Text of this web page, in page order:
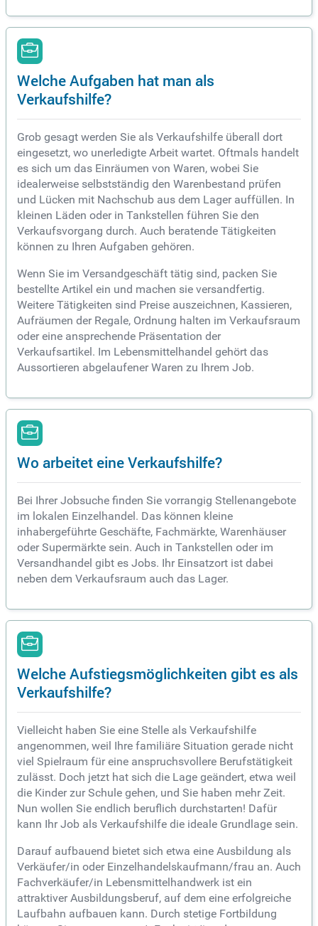
Welche Aufgaben hat man als
Verkaufshilfe?
Grob gesagt werden Sie als Verkaufshilfe überall dort
eingesetzt, wo unerledigte Arbeit wartet. Oftmals handelt
es sich um das Einräumen von Waren, wobei Sie
idealerweise selbstständig den Warenbestand prüfen
und Lücken mit Nachschub aus dem Lager auffüllen. In
kleinen Läden oder in Tankstellen führen Sie den
Verkaufsvorgang durch. Auch beratende Tätigkeiten
können zu Ihren Aufgaben gehören.
Wenn Sie im Versandgeschäft tätig sind, packen Sie
bestellte Artikel ein und machen sie versandfertig.
Weitere Tätigkeiten sind Preise auszeichnen, Kassieren,
Aufräumen der Regale, Ordnung halten im Verkaufsraum
oder eine ansprechende Präsentation der
Verkaufsartikel. Im Lebensmittelhandel gehört das
Aussortieren abgelaufener Waren zu Ihrem Job.
Wo arbeitet eine Verkaufshilfe?
Bei Ihrer Jobsuche finden Sie vorrangig Stellenangebote
im lokalen Einzelhandel. Das können kleine
inhabergeführte Geschäfte, Fachmärkte, Warenhäuser
oder Supermärkte sein. Auch in Tankstellen oder im
Versandhandel gibt es Jobs. Ihr Einsatzort ist dabei
neben dem Verkaufsraum auch das Lager.
Welche Aufstiegsmöglichkeiten gibt es als
Verkaufshilfe?
Vielleicht haben Sie eine Stelle als Verkaufshilfe
angenommen, weil Ihre familiäre Situation gerade nicht
viel Spielraum für eine anspruchsvollere Berufstätigkeit
zulässt. Doch jetzt hat sich die Lage geändert, etwa weil
die Kinder zur Schule gehen, und Sie haben mehr Zeit.
Nun wollen Sie endlich beruflich durchstarten! Dafür
kann Ihr Job als Verkaufshilfe die ideale Grundlage sein.
Darauf aufbauend bietet sich etwa eine Ausbildung als
Verkäufer/in oder Einzelhandelskaufmann/frau an. Auch
Fachverkäufer/in Lebensmittelhandwerk ist ein
attraktiver Ausbildungsberuf, auf dem eine erfolgreiche
Laufbahn aufbauen kann. Durch stetige Fortbildung